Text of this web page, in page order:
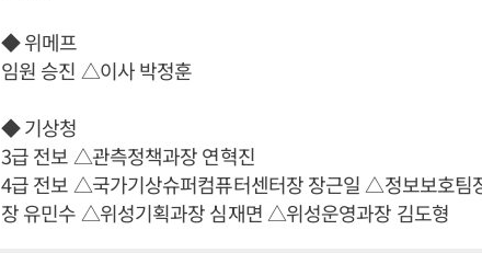
◆ 위메프
임원 승진 △이사 박정훈
◆ 기상청
3급 전보 △관측정책과장 연혁진
4급 전보 △국가기상슈퍼컴퓨터센터장 장근일 △정보보호
장 유민수 △위성기획과장 심재면 △위성운영과장 김도형